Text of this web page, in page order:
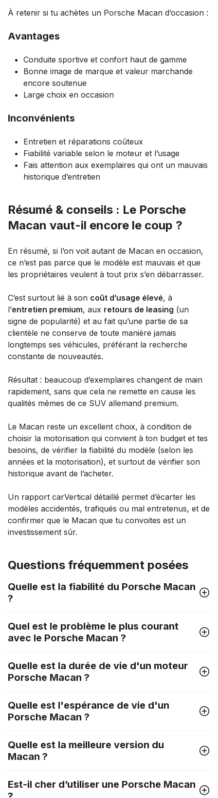
À retenir si tu achètes un Porsche Macan d’occasion :
Avantages
Conduite sportive et confort haut de gamme
Bonne image de marque et valeur marchande
encore soutenue
Large choix en occasion
Inconvénients
Entretien et réparations coûteux
Fiabilité variable selon le moteur et l’usage
Fais attention aux exemplaires qui ont un mauvais
historique d’entretien
Résumé & conseils : Le Porsche
Macan vaut-il encore le coup ?
En résumé, si l’on voit autant de Macan en occasion,
ce n’est pas parce que le modèle est mauvais et que
les propriétaires veulent à tout prix s’en débarrasser.
C’est surtout lié à son coût d’usage élevé, à
l’entretien premium, aux retours de leasing (un
signe de popularité) et au fait qu’une partie de sa
clientèle ne conserve de toute manière jamais
longtemps ses véhicules, préférant la recherche
constante de nouveautés.
Résultat : beaucoup d’exemplaires changent de main
rapidement, sans que cela ne remette en cause les
qualités mêmes de ce SUV allemand premium.
Le Macan reste un excellent choix, à condition de
choisir la motorisation qui convient à ton budget et tes
besoins, de vérifier la fiabilité du modèle (selon les
années et la motorisation), et surtout de vérifier son
historique avant de l’acheter.
Un rapport carVertical détaillé permet d’écarter les
modèles accidentés, trafiqués ou mal entretenus, et de
confirmer que le Macan que tu convoites est un
investissement sûr.
Questions fréquemment posées
Quelle est la fiabilité du Porsche Macan
?
Quel est le problème le plus courant
avec le Porsche Macan ?
Quelle est la durée de vie d'un moteur
Porsche Macan ?
Quelle est l'espérance de vie d'un
Porsche Macan ?
Quelle est la meilleure version du
Macan ?
Est-il cher d’utiliser une Porsche Macan